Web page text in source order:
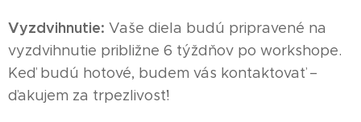
Vyzdvihnutie: Vaše diela budú pripravené na
vyzdvihnutie približne 6 týždňov po workshope.
Keď budú hotové, budem vás kontaktovať –
ďakujem za trpezlivosť!